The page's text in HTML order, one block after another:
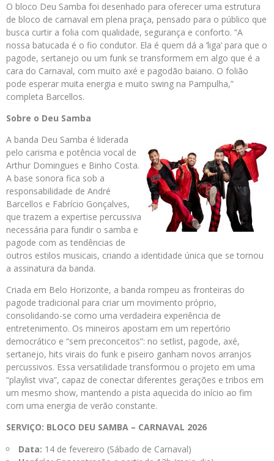
O bloco Deu Samba foi desenhado para oferecer uma estrutura
de bloco de carnaval em plena praça, pensado para o público que
busca curtir a folia com qualidade, segurança e conforto. “A
nossa batucada é o fio condutor. Ela é quem dá a ‘liga’ para que o
pagode, sertanejo ou um funk se transformem em algo que é a
cara do Carnaval, com muito axé e pagodão baiano. O folião
pode esperar muita energia e muito swing na Pampulha,”
completa Barcellos.
Sobre o Deu Samba
A banda Deu Samba é liderada
pelo carisma e potência vocal de
Arthur Domingues e Binho Costa.
A base sonora fica sob a
responsabilidade de André
Barcellos e Fabrício Gonçalves,
que trazem a expertise percussiva
necessária para fundir o samba e
pagode com as tendências de
outros estilos musicais, criando a identidade única que se tornou
a assinatura da banda.
Criada em Belo Horizonte, a banda rompeu as fronteiras do
pagode tradicional para criar um movimento próprio,
consolidando-se como uma verdadeira experiência de
entretenimento. Os mineiros apostam em um repertório
democrático e “sem preconceitos”: no setlist, pagode, axé,
sertanejo, hits virais do funk e piseiro ganham novos arranjos
percussivos. Essa versatilidade transformou o projeto em uma
“playlist viva”, capaz de conectar diferentes gerações e tribos em
um mesmo show, mantendo a pista aquecida do início ao fim
com uma energia de verão constante.
SERVIÇO: BLOCO DEU SAMBA – CARNAVAL 2026
Data: 14 de fevereiro (Sábado de Carnaval)